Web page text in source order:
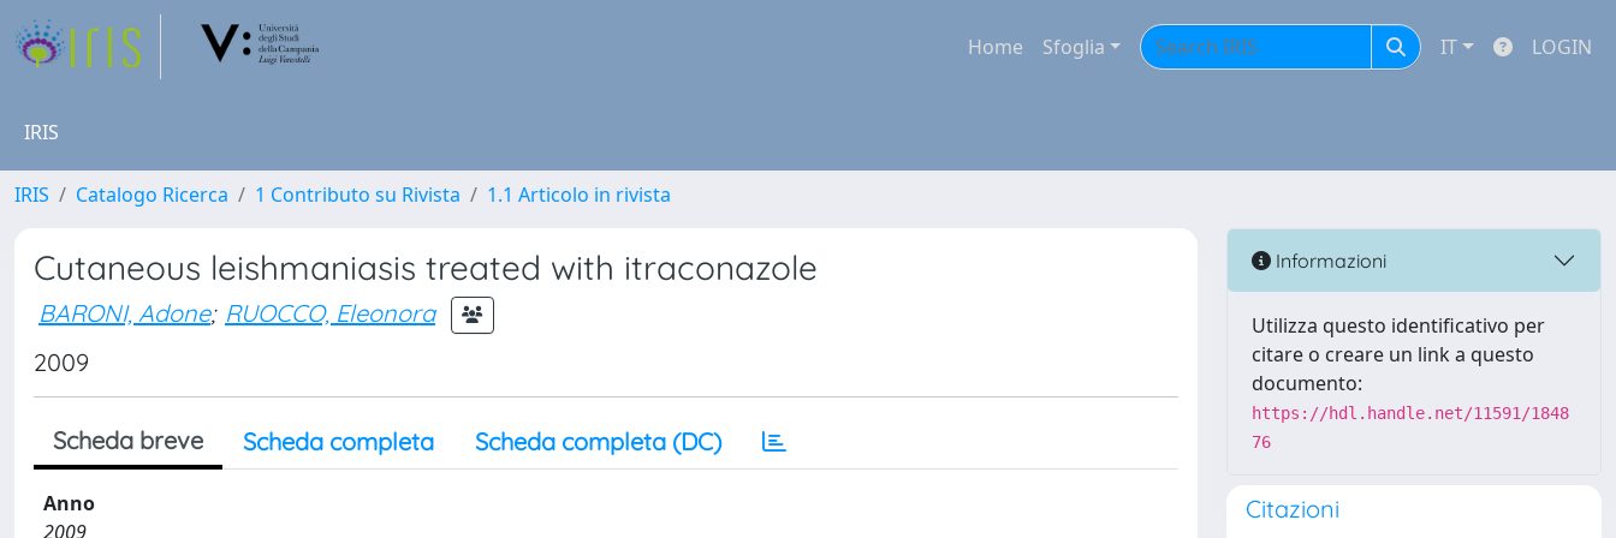
Home Sfoglia IT LOGIN
IRIS
IRIS Catalogo Ricerca 1 Contributo su Rivista 1.1 Articolo in rivista
Cutaneous leishmaniasis treated with itraconazole
BARONI, Adone; RUOCCO, Eleonora
2009
Scheda breve Scheda completa Scheda completa (DC)
Anno
2009
Informazioni
Utilizza questo identificativo per
citare o creare un link a questo
documento:
https://hdl.handle.net/11591/1848
76
Citazioni